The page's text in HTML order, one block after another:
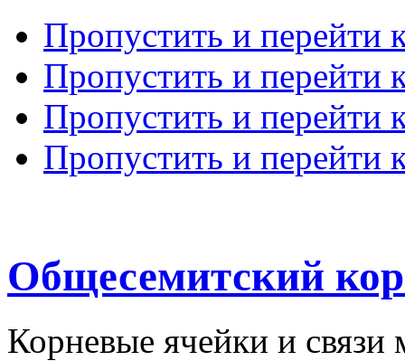
Пропустить и перейти
Пропустить и перейти
Пропустить и перейти
Пропустить и перейти
Общесемитский
Корневые ячейки и